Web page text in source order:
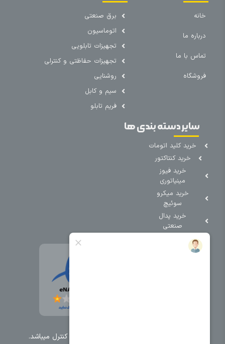
خانه
درباره ما
تماس با ما
فروشگاه
برق صنعتی
اتوماسیون
تجهیزات تابلویی
تجهیزات حفاظتی و کنترلی
روشنایی
سیم و کابل
فریم تابلو
سایر دسته بندی ها
خرید کلید اتومات
خرید کنتاکتور
خرید فیوز
مینیاتوری
خرید میکرو
سوئیچ
خرید پدال
صنعتی
تمامی حقوق مطالب و سایت نزد شرکت اریا کنترل میباشد.